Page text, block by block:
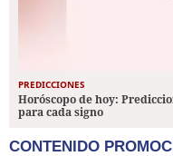
PREDICCIONES
Horóscopo de hoy:
para cada signo
CONTENIDO